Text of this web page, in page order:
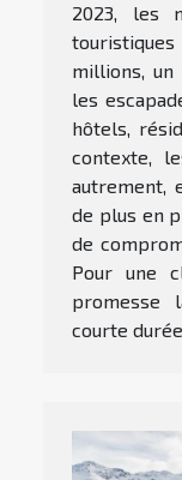
2023, les
millions,
les
hôtels,
contexte,
autrement,
de plus en
de
Pour une
promesse
courte